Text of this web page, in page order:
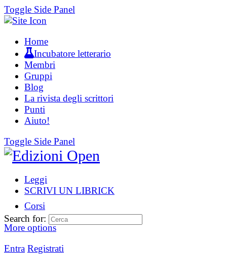
Toggle Side Panel
Home
Incubatore letterario
Membri
Gruppi
Blog
La rivista degli scrittori
Punti
Aiuto!
Toggle Side Panel
Leggi
SCRIVI UN LIBRICK
Corsi
More options
Entra Registrati
Search for: